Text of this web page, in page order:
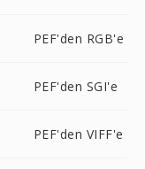
PEF'den RGB'e
PEF'den SGI'e
PEF'den VIFF'e